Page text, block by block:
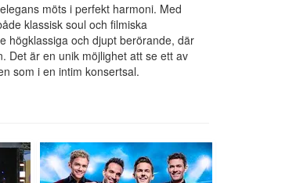
möts i perfekt harmoni. Med
klassisk soul och filmiska
högklassiga och djupt berörande, där
Det är en unik möjlighet att se ett av
som i en intim konsertsal.